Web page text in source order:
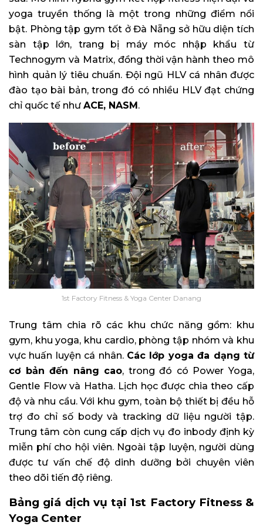
yoga truyền thống là một trong những điểm nổi
bật. Phòng tập gym tốt ở Đà Nẵng sở hữu diện tích
sàn tập lớn, trang bị máy móc nhập khẩu từ
Technogym và Matrix, đồng thời vận hành theo mô
hình quản lý tiêu chuẩn. Đội ngũ HLV cá nhân được
đào tạo bài bản, trong đó có nhiều HLV đạt chứng
chỉ quốc tế như ACE, NASM .
1st Factory Fitness & Yoga Center Danang
Trung tâm chia rõ các khu chức năng gồm: khu
gym, khu yoga, khu cardio, phòng tập nhóm và khu
vực huấn luyện cá nhân. Các lớp yoga đa dạng từ
cơ bản đến nâng cao, trong đó có Power Yoga,
Gentle Flow và Hatha. Lịch học được chia theo cấp
độ và nhu cầu. Với khu gym, toàn bộ thiết bị đều hỗ
trợ đo chỉ số body và tracking dữ liệu người tập.
Trung tâm còn cung cấp dịch vụ đo inbody định kỳ
miễn phí cho hội viên. Ngoài tập luyện, người dùng
được tư vấn chế độ dinh dưỡng bởi chuyên viên
theo dõi tiến độ riêng.
Bảng giá dịch vụ tại 1st Factory Fitness &
Yoga Center